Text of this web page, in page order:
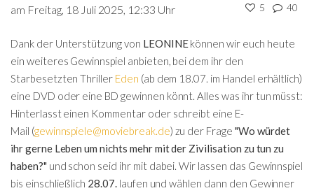
am Freitag, 18 Juli 2025, 12:33 Uhr 5 40
Dank der Unterstützung von LEONINEkönnen wir euch heute
ein weiteres Gewinnspiel anbieten, bei dem ihr den
Starbesetzten Thriller Eden (ab dem 18.07. im Handel erhältlich)
eine DVD oder eine BD gewinnen könnt. Alles was ihr tun müsst:
Hinterlasst einen Kommentar oder schreibt eine E-
Mail (gewinnspiele@moviebreak.de) zu der Frage "Wo würdet
ihr gerne Leben um nichts mehr mit der Zivilisation zu tun zu
haben?" und schon seid ihr mit dabei. Wir lassen das Gewinnspiel
bis einschließlich 28.07. laufen und wählen dann den Gewinner